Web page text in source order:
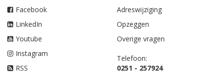
Facebook
LinkedIn
Youtube
Instagram
RSS
Adreswijziging
Opzeggen
Overige vragen
Telefoon:
0251 - 257924